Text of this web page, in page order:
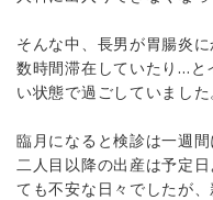
そんな中、長男が胃腸炎
数時間滞在していたり…と
い状態で過ごしていました
臨月になると検診は一週
二人目以降の出産は予定
ても不安な日々でしたが